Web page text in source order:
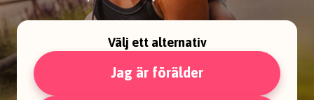
Välj ett alternativ
Jag är förälder